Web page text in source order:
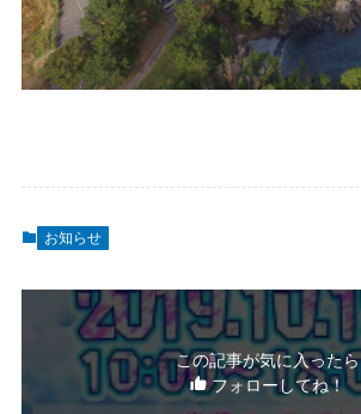
お知らせ
この記事が気に入ったら
フォローしてね！